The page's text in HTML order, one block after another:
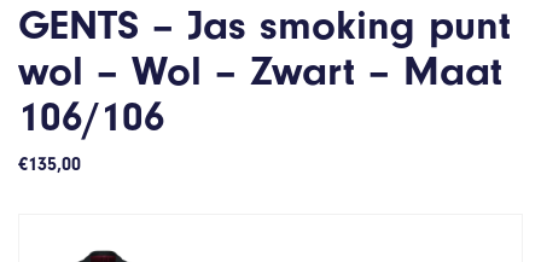
GENTS – Jas smoking punt
wol – Wol – Zwart – Maat
106/106
€135,00